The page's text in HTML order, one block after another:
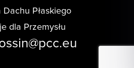
Dachu Płaskiego
dla Przemysłu